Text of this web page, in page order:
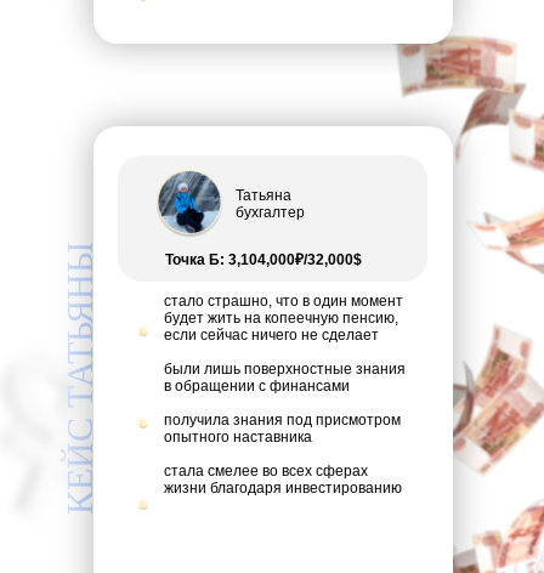
КЕЙС ТАТЬЯНЫ
Татьяна
бухгалтер
стало страшно, что в один момент
будет жить на копеечную пенсию,
если сейчас ничего не сделает
были лишь поверхностные знания
в обращении с финансами
получила знания под присмотром
опытного наставника
стала смелее во всех сферах
жизни благодаря инвестированию
Точка Б: 3,104,000₽/32,000$